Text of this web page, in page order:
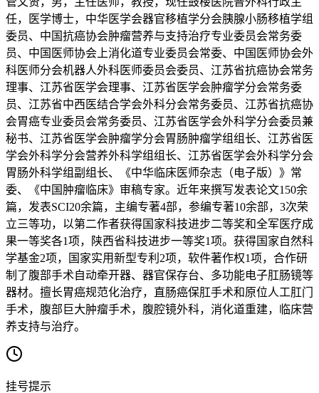
任，医学博士，中华医学会器官移植学分会胰腺小肠移植学组
委员、中国抗癌协会肿瘤营养与支持治疗专业委员会常务委
员、中国医师协会上消化道专业委员会常委、中国医师协会外
科医师分会机器人外科医师委员会委员、江苏省抗癌协会常务
理事、江苏省医学会理事、江苏省医学会肿瘤学分会常务委
员、江苏省中西医结合学会外科分会常务委员、江苏省抗癌协
会胃癌专业委员会常务委员、江苏省医学会外科学分会委员兼
秘书、江苏省医学会肿瘤学分会胃肠肿瘤学组组长、江苏省医
学会外科学分会营养外科学组组长、江苏省医学会外科学分会
胃肠外科学组副组长、《中华临床医师杂志（电子版）》常
委、《中国肿瘤临床》审稿专家。近年来撰写发表论文150余
篇，发表SCI20余篇，主编专著4部，参编专著10余部，3次荣
立三等功，以第二作者获得国家科技进步二等奖和全军医疗成
果一等奖各1项，陕西省科技进步一等奖1项。获得国家自然科
学基金2项，国家实用新型专利2项，软件著作权1项，合作研
制了腹部手术自动牵开器、器官保存台、多功能电子肛肠镜等
器材。擅长胃癌规范化治疗，直肠癌保肛手术和原位人工肛门
手术，腹部巨大肿瘤手术，腹腔镜外科，消化道重建，临床营
养支持与治疗。
挂号提示